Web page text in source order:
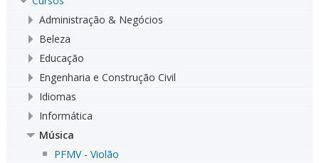
Administração & Negócios
Beleza
Educação
Engenharia e Construção Civil
Idiomas
Informática
Música
PFMV - Violão